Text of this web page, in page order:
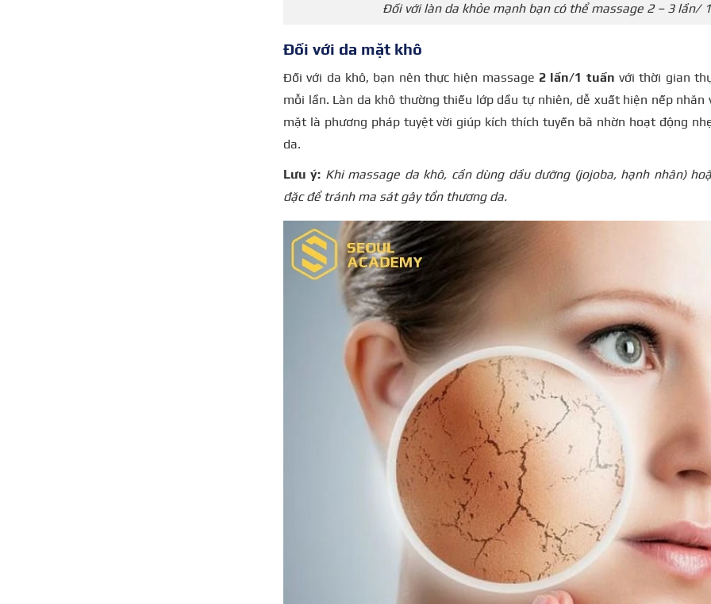
Đối với làn da khỏe mạnh bạn có thể massage 2 – 3 lần/
Đối với da mặt khô
Đối với da khô, bạn nên thực hiện massage 2 lần/1 tuần với thời gian
mỗi lần. Làn da khô thường thiếu lớp dầu tự nhiên, dễ xuất hiện nếp nhăn
mặt là phương pháp tuyệt vời giúp kích thích tuyến bã nhờn hoạt động
da.
Lưu ý: Khi massage da khô, cần dùng dầu dưỡng (jojoba, hạnh nhân)
đặc để tránh ma sát gây tổn thương da.